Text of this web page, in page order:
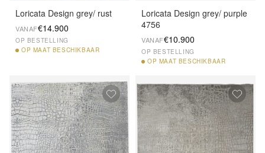
Loricata Design grey/ rust
VANAF€14.900
OP BESTELLING
OP MAAT BESCHIKBAAR
Loricata Design grey/ purple
4756
VANAF€10.900
OP BESTELLING
OP MAAT BESCHIKBAAR